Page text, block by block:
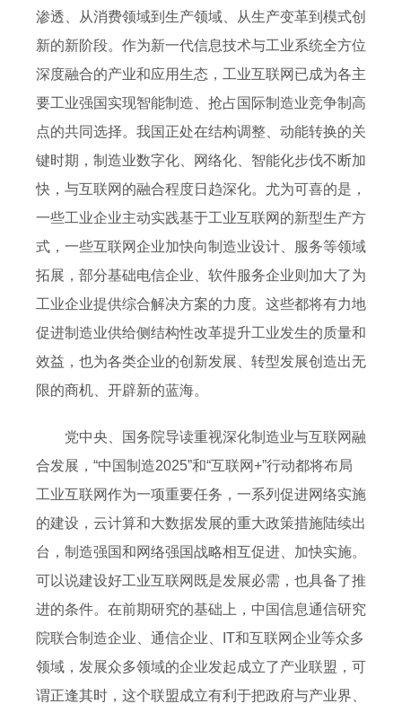
渗透、从消费领域到生产领域、从生产变革到模式创
新的新阶段。作为新一代信息技术与工业系统全方位
深度融合的产业和应用生态，工业互联网已成为各主
要工业强国实现智能制造、抢占国际制造业竞争制高
点的共同选择。我国正处在结构调整、动能转换的关
键时期，制造业数字化、网络化、智能化步伐不断加
快，与互联网的融合程度日趋深化。尤为可喜的是，
一些工业企业主动实践基于工业互联网的新型生产方
式，一些互联网企业加快向制造业设计、服务等领域
拓展，部分基础电信企业、软件服务企业则加大了为
工业企业提供综合解决方案的力度。这些都将有力地
促进制造业供给侧结构性改革提升工业发生的质量和
效益，也为各类企业的创新发展、转型发展创造出无
限的商机、开辟新的蓝海。
党中央、国务院导读重视深化制造业与互联网融
合发展，“中国制造2025”和“互联网+”行动都将布局
工业互联网作为一项重要任务，一系列促进网络实施
的建设，云计算和大数据发展的重大政策措施陆续出
台，制造强国和网络强国战略相互促进、加快实施。
可以说建设好工业互联网既是发展必需，也具备了推
进的条件。在前期研究的基础上，中国信息通信研究
院联合制造企业、通信企业、IT和互联网企业等众多
领域，发展众多领域的企业发起成立了产业联盟，可
谓正逢其时，这个联盟成立有利于把政府与产业界、